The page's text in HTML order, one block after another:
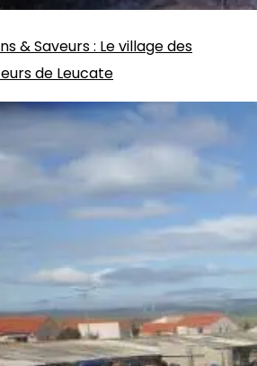
& Saveurs: Le village des
de Leucate